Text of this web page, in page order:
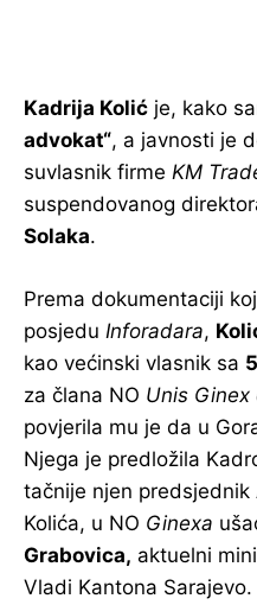
Kadrija Kolić je, kako
advokat“, a javnosti je
suvlasnik firme KM
suspendovanog
Solaka.
Prema dokumentaciji
posjedu Inforadara,
kao većinski vlasnik sa
za člana NO Unis Ginex
povjerila mu je da u
Njega je predložila
tačnije njen predsjednik
Kolića, u NO Ginexa
Grabovica, aktuelni
Vladi Kantona Sarajevo.